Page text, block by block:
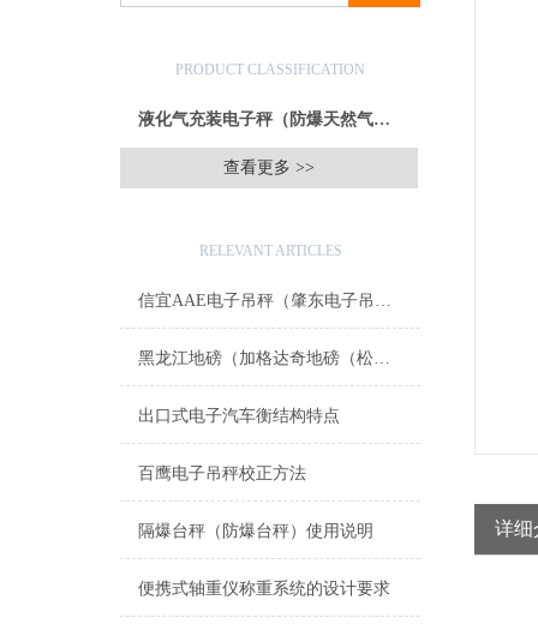
PRODUCT CLASSIFICATION
液化气充装电子秤（防爆天然气灌装称）
查看更多 >>
RELEVANT ARTICLES
信宜AAE电子吊秤（肇东电子吊磅）金平防腐蚀台称）台山带打印地磅维修
黑龙江地磅（加格达奇地磅（松岭地磅（新林地磅）呼中地磅）漠河地磅维修
出口式电子汽车衡结构特点
百鹰电子吊秤校正方法
隔爆台秤（防爆台秤）使用说明
便携式轴重仪称重系统的设计要求
详细